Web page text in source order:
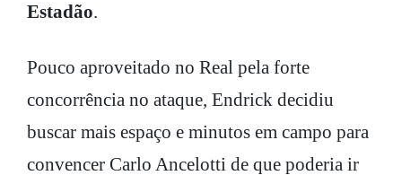
Estadão.
Pouco aproveitado no Real pela forte
concorrência no ataque, Endrick decidiu
buscar mais espaço e minutos em campo para
convencer Carlo Ancelotti de que poderia ir